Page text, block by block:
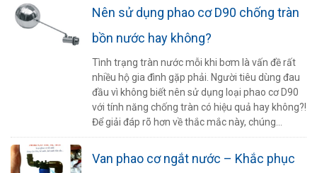
Nên sử dụng phao cơ D90 chống tràn
bồn nước hay không?
Tình trạng tràn nước mỗi khi bơm là vấn đề rất
nhiều hộ gia đình gặp phải. Người tiêu dùng đau
đầu vì không biết nên sử dụng loại phao cơ D90
với tính năng chống tràn có hiệu quả hay không?!
Để giải đáp rõ hơn về thắc mắc này, chúng...
Van phao cơ ngắt nước – Khắc phục